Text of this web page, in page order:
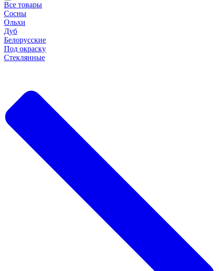
Все товары
Сосны
Ольхи
Дуб
Белорусские
Под окраску
Стеклянные